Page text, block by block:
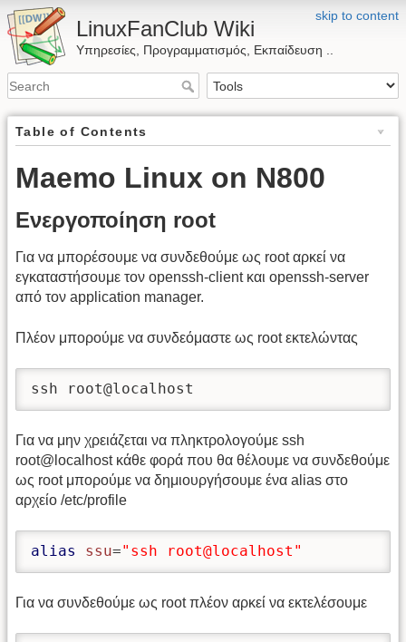
skip to content
LinuxFanClub Wiki
Υπηρεσίες, Προγραμματισμός, Εκπαίδευση ..
Table of Contents
Maemo Linux on N800
Ενεργοποίηση root
Για να μπορέσουμε να συνδεθούμε ως root αρκεί να
εγκαταστήσουμε τον openssh-client και openssh-server
από τον application manager.
Πλέον μπορούμε να συνδεόμαστε ως root εκτελώντας
ssh root@localhost
Για να μην χρειάζεται να πληκτρολογούμε ssh
root@localhost κάθε φορά που θα θέλουμε να συνδεθούμε
ως root μπορούμε να δημιουργήσουμε ένα alias στο
αρχείο /etc/profile
alias ssu="ssh root@localhost"
Για να συνδεθούμε ως root πλέον αρκεί να εκτελέσουμε